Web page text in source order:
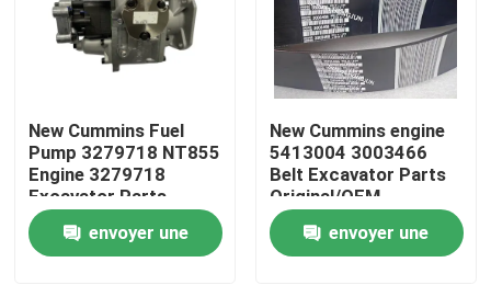
Contrôle de la qualité
Contact
nouvelles
New Cummins Fuel
Pump 3279718 NT855
Engine 3279718
Excavator Parts
Original/OEM
envoyer une
New Cummins engine
5413004 3003466
Belt Excavator Parts
Original/OEM
envoyer une